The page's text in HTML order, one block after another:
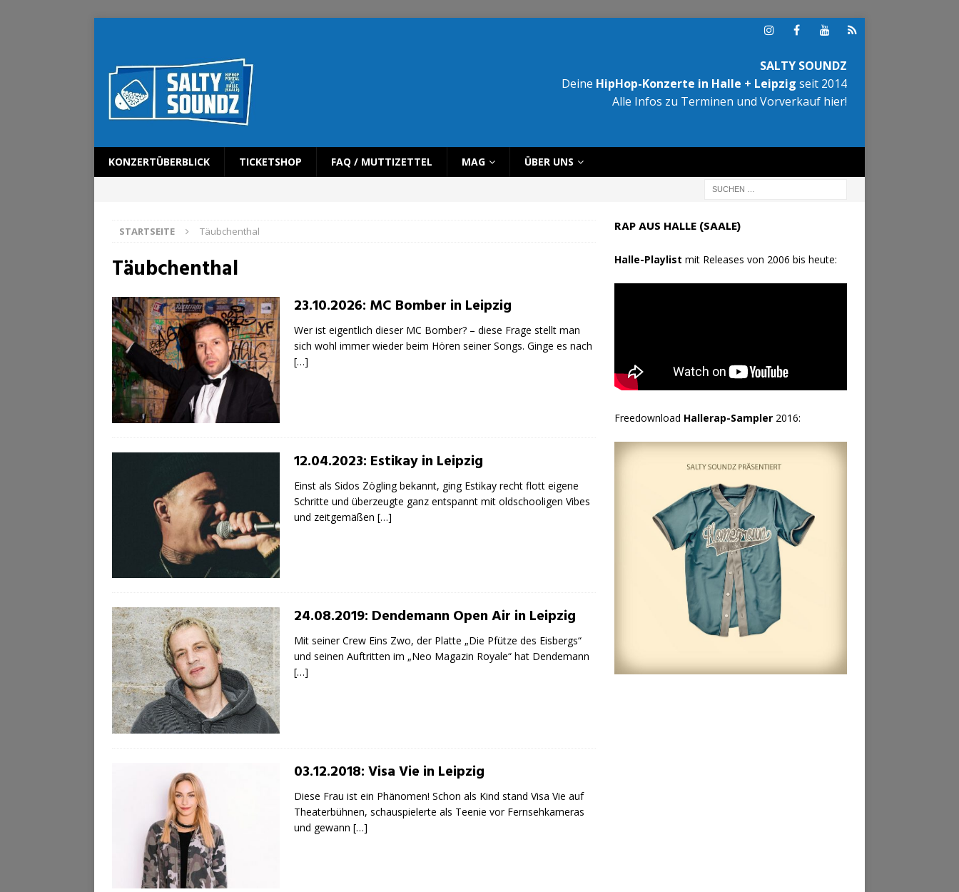
SALTY SOUNDZ
Deine HipHop-Konzerte in Halle + Leipzig seit 2014
Alle Infos zu Terminen und Vorverkauf hier!
KONZERTÜBERBLICK TICKETSHOP FAQ / MUTTIZETTEL MAG ÜBER UNS
STARTSEITE Täubchenthal
Täubchenthal
23.10.2026: MC Bomber in Leipzig
Wer ist eigentlich dieser MC Bomber? – diese Frage stellt man
sich wohl immer wieder beim Hören seiner Songs. Ginge es nach
[…]
12.04.2023: Estikay in Leipzig
Einst als Sidos Zögling bekannt, ging Estikay recht flott eigene
Schritte und überzeugte ganz entspannt mit oldschooligen Vibes
und zeitgemäßen […]
24.08.2019: Dendemann Open Air in Leipzig
Mit seiner Crew Eins Zwo, der Platte „Die Pfütze des Eisbergs“
und seinen Auftritten im „Neo Magazin Royale“ hat Dendemann
[…]
03.12.2018: Visa Vie in Leipzig
Diese Frau ist ein Phänomen! Schon als Kind stand Visa Vie auf
Theaterbühnen, schauspielerte als Teenie vor Fernsehkameras
und gewann […]
RAP AUS HALLE (SAALE)
Halle-Playlist mit Releases von 2006 bis heute:
Freedownload Hallerap-Sampler2016: